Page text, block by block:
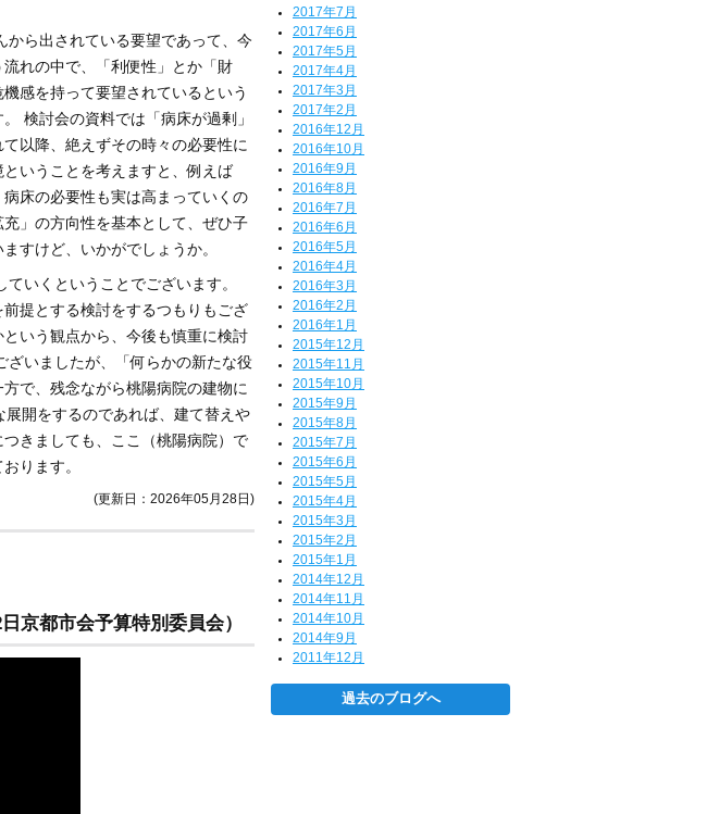
ら出されている要望であって、今
れの中で、「利便性」とか「財
感を持って要望されているという
検討会の資料では「病床が過剰」
以降、絶えずその時々の必要性に
いうことを考えますと、例えば
床の必要性も実は高まっていくの
」の方向性を基本として、ぜひ子
すけど、いかがでしょうか。
いくということでございます。
提とする検討をするつもりもござ
いう観点から、今後も慎重に検討
ざいましたが、「何らかの新たな役
で、残念ながら桃陽病院の建物に
開をするのであれば、建て替えや
きましても、ここ（桃陽病院）で
ります。
(更新日：2026年05月28日)
京都市会予算特別委員会）
2017年7月
2017年6月
2017年5月
2017年4月
2017年3月
2017年2月
2016年12月
2016年10月
2016年9月
2016年8月
2016年7月
2016年6月
2016年5月
2016年4月
2016年3月
2016年2月
2016年1月
2015年12月
2015年11月
2015年10月
2015年9月
2015年8月
2015年7月
2015年6月
2015年5月
2015年4月
2015年3月
2015年2月
2015年1月
2014年12月
2014年11月
2014年10月
2014年9月
2011年12月
過去のブログへ